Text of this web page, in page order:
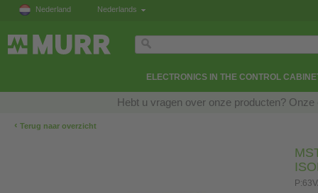
Nederland Nederlands
ELECTRONICS IN THE CONTROL
Hebt u vragen over onze producten?
‹ Terug naar overzicht